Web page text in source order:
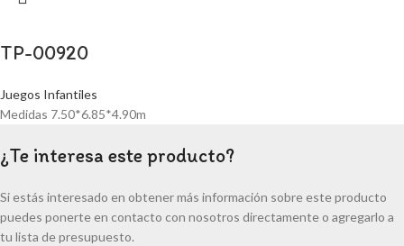
TP-00920
Juegos Infantiles
Medidas 7.50*6.85*4.90m
¿Te interesa este producto?
Si estás interesado en obtener más información sobre este producto
puedes ponerte en contacto con nosotros directamente o agregarlo a
tu lista de presupuesto.